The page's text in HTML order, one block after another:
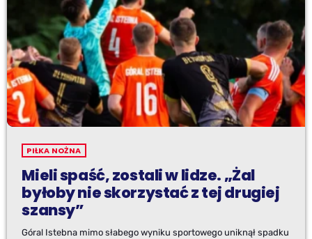
PIŁKA NOŻNA
Mieli spaść, zostali w lidze. „Żal
byłoby nie skorzystać z tej drugiej
szansy”
Góral Istebna mimo słabego wyniku sportowego uniknął spadku